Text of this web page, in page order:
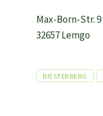
Max-Born-Str. 9
32657 Lemgo
Tags
BIESTERBERG